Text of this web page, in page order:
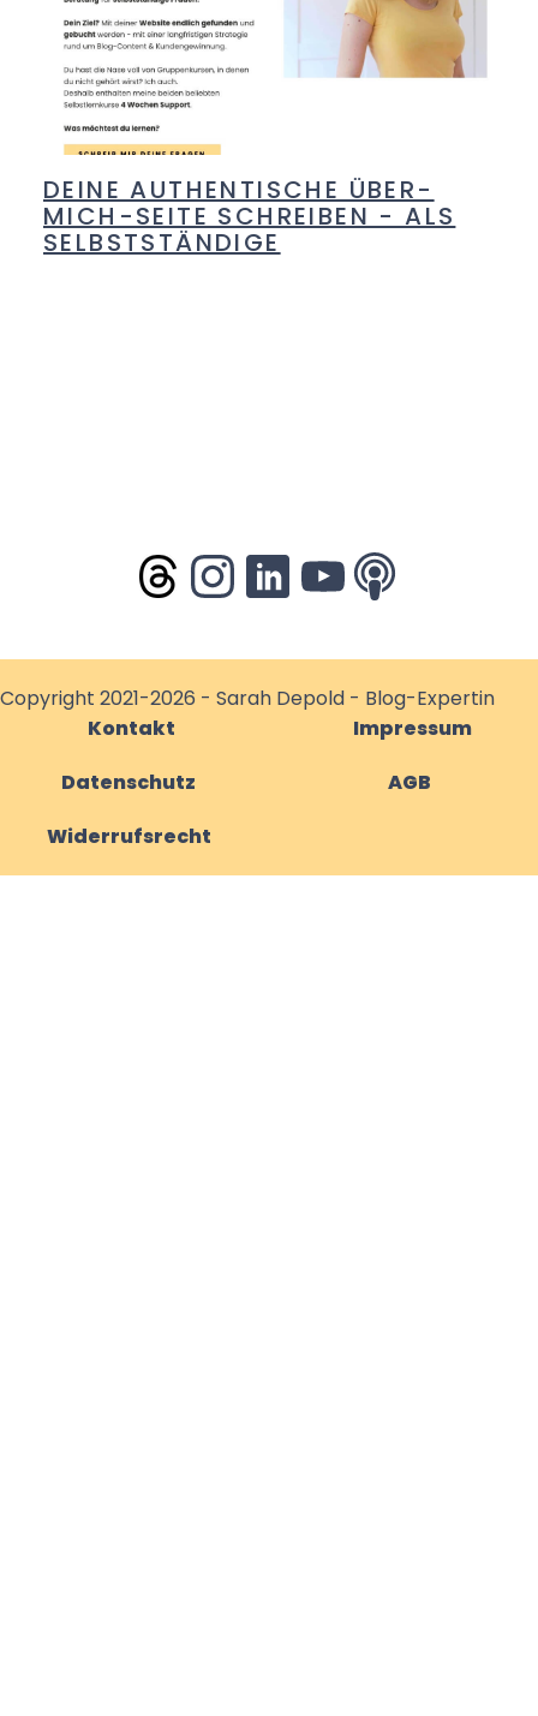
DEINE AUTHENTISCHE ÜBER-
MICH-SEITE SCHREIBEN - ALS
SELBSTSTÄNDIGE
Copyright 2021-2026 - Sarah Depold - Blog-Expertin
Kontakt
Impressum
Datenschutz
AGB
Widerrufsrecht